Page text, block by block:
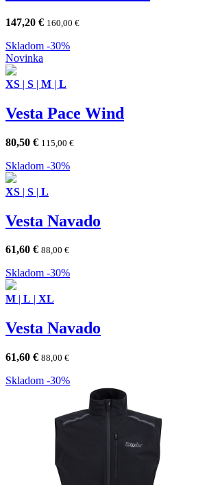
147,20 € 160,00 €
Skladom -30%
Novinka
XS | S | M | L
Vesta Pace Wind
80,50 € 115,00 €
Skladom -30%
XS | S | L
Vesta Navado
61,60 € 88,00 €
Skladom -30%
M L XL
Vesta Navado
61,60 € 88,00 €
Skladom -30%